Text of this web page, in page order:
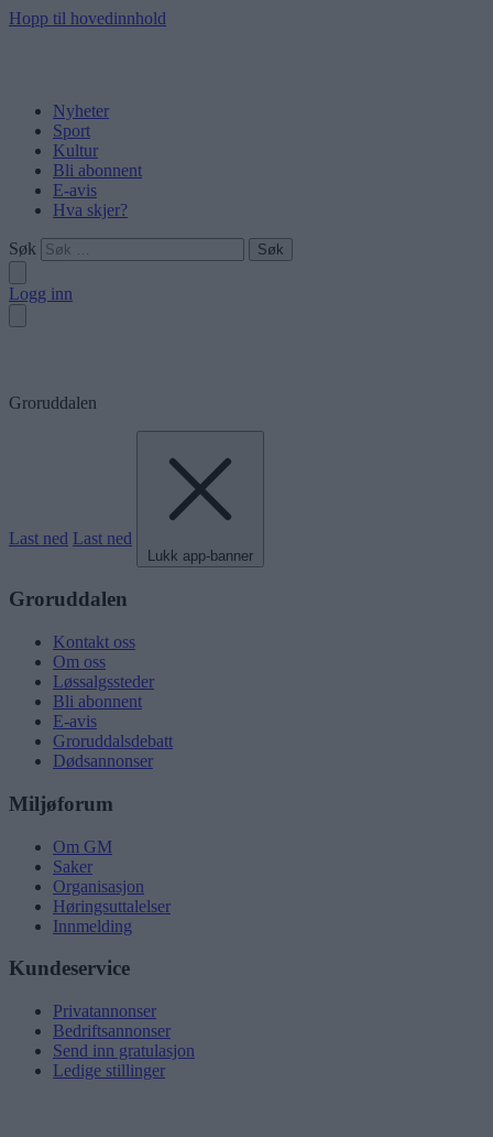
Hopp til hovedinnhold
Nyheter
Sport
Kultur
Bli abonnent
E-avis
Hva skjer?
Søk
Logg inn
Groruddalen
Last ned Last ned
Lukk app-banner
Groruddalen
Kontakt oss
Om oss
Løssalgssteder
Bli abonnent
E-avis
Groruddalsdebatt
Dødsannonser
Miljøforum
Om GM
Saker
Organisasjon
Høringsuttalelser
Innmelding
Kundeservice
Privatannonser
Bedriftsannonser
Send inn gratulasjon
Ledige stillinger